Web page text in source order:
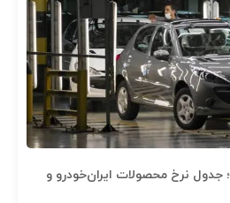
نرخ محصولات ایران‌خودرو و